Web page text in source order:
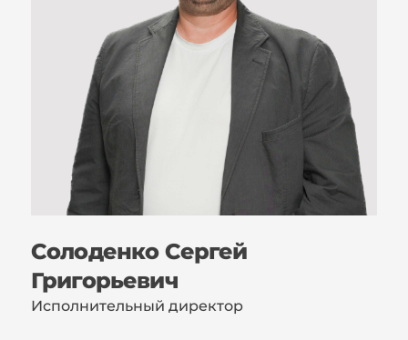
Солоденко Сергей
Григорьевич
Исполнительный директор